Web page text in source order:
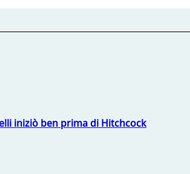
iniziò ben prima di Hitchcock